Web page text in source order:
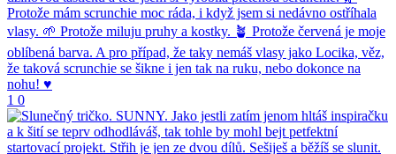
1 0